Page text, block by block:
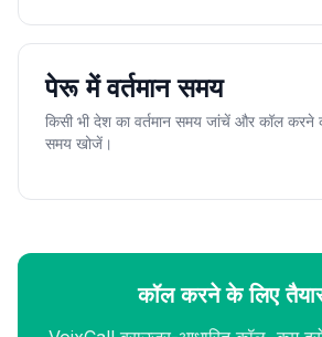
पेरू में वर्तमान समय
किसी भी देश का वर्तमान समय जांचें और कॉल करने
समय खोजें।
कॉल करने के लिए